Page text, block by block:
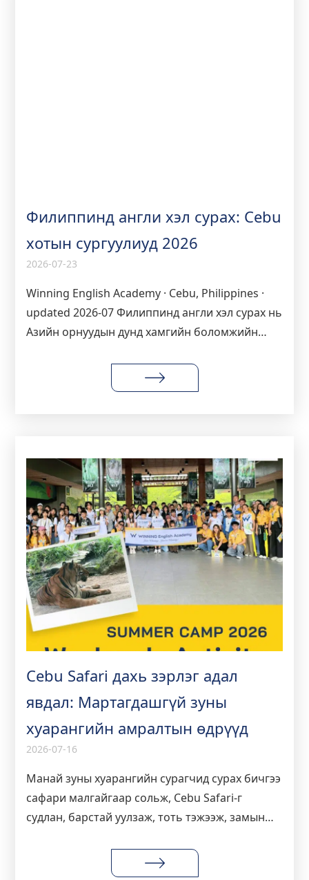
Филиппинд англи хэл сурах: Cebu
хотын сургуулиуд 2026
2026-07-23
Winning English Academy · Cebu, Philippines ·
updated 2026-07 Филиппинд англи хэл сурах нь
Азийн орнуудын дунд хамгийн боломжийн
Ялангуяа Cebu хот нь олон улсын оюутнуудад
тохиромжтой уур амьсгал, багш нарын өндөр
үнэн бодит хариултыг […]
Cebu Safari дахь зэрлэг адал
явдал: Мартагдашгүй зуны
хуарангийн амралтын өдрүүд
2026-07-16
Манай зуны хуарангийн сурагчид сурах бичгээ
сафари малгайгаар сольж, Cebu Safari-г
судлан, барстай уулзаж, тоть тэжээж, замын
дадлагажуулав. Winning English Academy-ийн
амралтын өдрийн үйл ажиллагаа суралцахуйг